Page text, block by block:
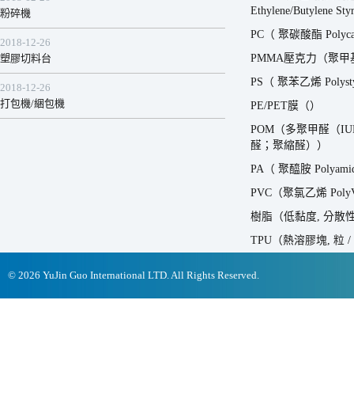
粉碎機
2018-12-26
塑膠切料台
2018-12-26
打包機/綑包機
Ethylene/Butylene
PC（ 聚碳酸酯
PMMA壓克力（聚
PS（ 聚苯乙烯
PE/PET膜（）
POM（多聚甲醛（
醛；聚縮醛））
PA（ 聚醯胺
PVC（聚氯乙烯
樹脂（低黏度, 分散
TPU（熱溶膠塊, 粒 /
© 2026 YuJin Guo International LTD. All Rights Reserved.